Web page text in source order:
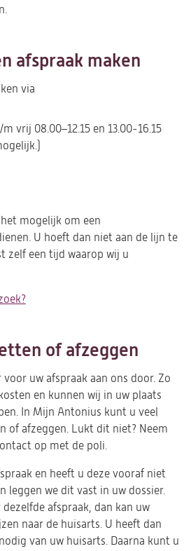
afspraak maken
via
m vrij 08.00–12.15 en 13.00-16.15
mogelijk om een
U hoeft dan niet aan de lijn te
zelf een tijd waarop wij u
of afzeggen
uw afspraak aan ons door. Zo
en kunnen wij in uw plaats
In Mijn Antonius kunt u veel
of afzeggen. Lukt dit niet? Neem
op met de poli.
en heeft u deze vooraf niet
leggen we dit vast in uw dossier.
afspraak, dan kan uw
naar de huisarts. U heeft dan
van uw huisarts. Daarna kunt u